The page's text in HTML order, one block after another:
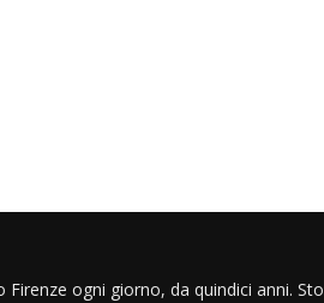
ogni giorno, da quindici anni.